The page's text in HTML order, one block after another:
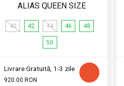
ALIAS QUEEN SIZE
40 42 44 46 48
50
Livrare Gratuită, 1-3 zile
920.00 RON